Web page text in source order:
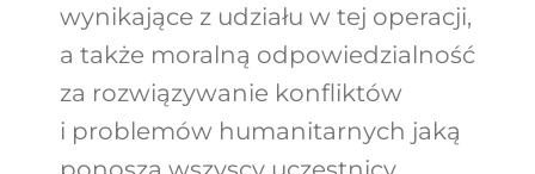
wynikające z udziału w tej operacji,
a także moralną odpowiedzialność
za rozwiązywanie konfliktów
i problemów humanitarnych jaką